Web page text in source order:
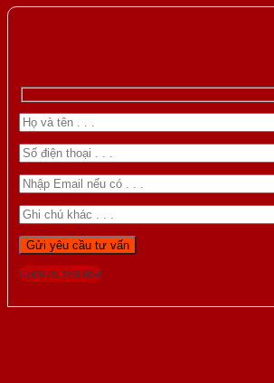
Gọi 0976.169.864